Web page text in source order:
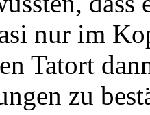
nur im
Tatort
zu